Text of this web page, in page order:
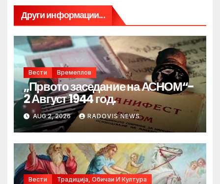
Други информации...
Вести Времеплов
„Првото заседание на АСНОМ“-
2 Август 1944 год.
AUG 2, 2026 RADOVIS NEWS
Вести Традиција, Обичаи И Култура